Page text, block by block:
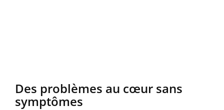
Des problèmes au cœur sans
symptômes